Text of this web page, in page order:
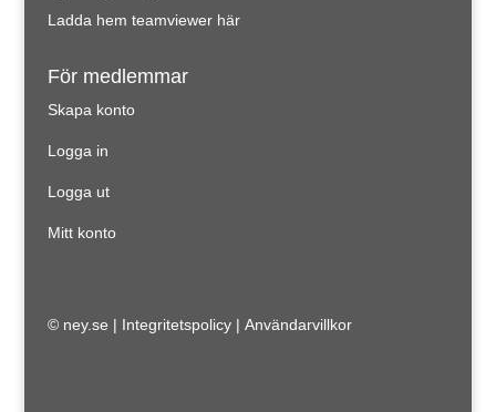
Ladda hem teamviewer här
För medlemmar
Skapa konto
Logga in
Logga ut
Mitt konto
© ney.se | Integritetspolicy| Användarvillkor